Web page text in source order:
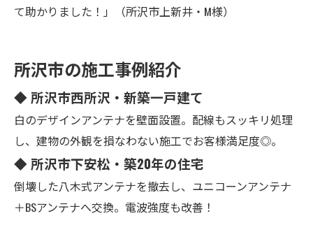
て助かりました！」（所沢市上新井・M様）
所沢市の施工事例紹介
◆ 所沢市西所沢・新築一戸建て
白のデザインアンテナを壁面設置。配線もスッキリ処理
し、建物の外観を損なわない施工でお客様満足度◎。
◆ 所沢市下安松・築20年の住宅
倒壊した八木式アンテナを撤去し、ユニコーンアンテナ
＋BSアンテナへ交換。電波強度も改善！